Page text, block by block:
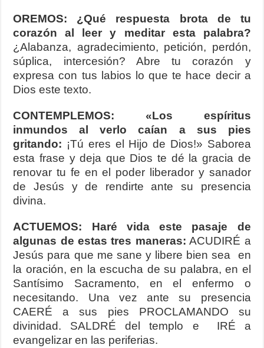
OREMOS: ¿Qué respuesta brota de tu
corazón al leer y meditar esta palabra?
¿Alabanza, agradecimiento, petición, perdón,
súplica, intercesión? Abre tu corazón y
expresa con tus labios lo que te hace decir a
Dios este texto.
CONTEMPLEMOS: «Los espíritus
inmundos al verlo caían a sus pies
gritando: ¡Tú eres el Hijo de Dios!» Saborea
esta frase y deja que Dios te dé la gracia de
renovar tu fe en el poder liberador y sanador
de Jesús y de rendirte ante su presencia
divina.
ACTUEMOS: Haré vida este pasaje de
algunas de estas tres maneras: ACUDIRÉ a
Jesús para que me sane y libere bien sea en
la oración, en la escucha de su palabra, en el
Santísimo Sacramento, en el enfermo o
necesitando. Una vez ante su presencia
CAERÉ a sus pies PROCLAMANDO su
divinidad. SALDRÉ del templo e IRÉ a
evangelizar en las periferias.